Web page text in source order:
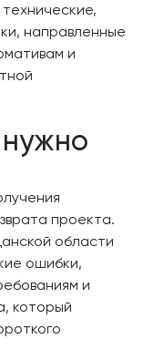
направленные
и
проекта.
области
ошибки,
и
который